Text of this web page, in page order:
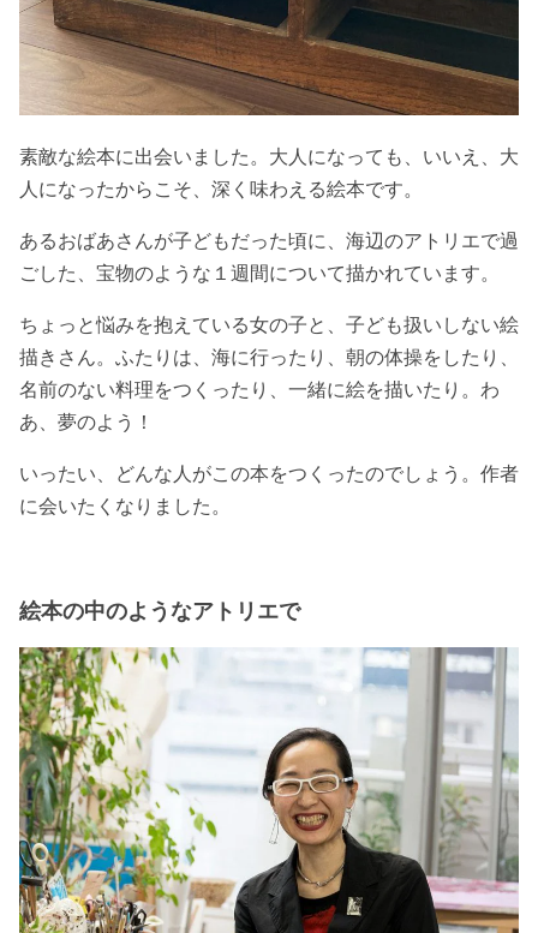
素敵な絵本に出会いました。大人になっても、いいえ、大
人になったからこそ、深く味わえる絵本です。
あるおばあさんが子どもだった頃に、海辺のアトリエで過
ごした、宝物のような１週間について描かれています。
ちょっと悩みを抱えている女の子と、子ども扱いしない絵
描きさん。ふたりは、海に行ったり、朝の体操をしたり、
名前のない料理をつくったり、一緒に絵を描いたり。わ
あ、夢のよう！
いったい、どんな人がこの本をつくったのでしょう。作者
に会いたくなりました。
絵本の中のようなアトリエで